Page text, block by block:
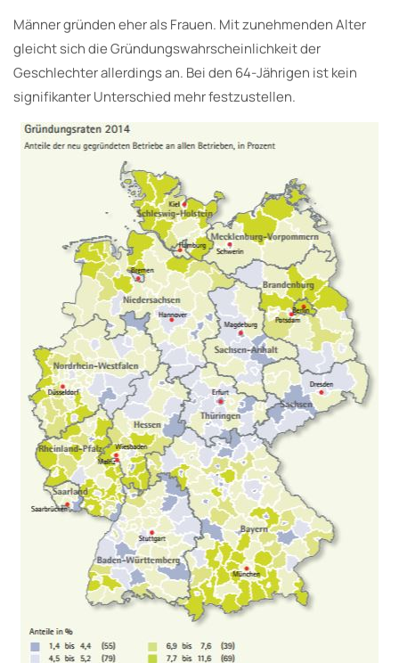
Männer gründen eher als Frauen. Mit zunehmenden Alter
gleicht sich die Gründungswahrscheinlichkeit der
Geschlechter allerdings an. Bei den 64-Jährigen ist kein
signifikanter Unterschied mehr festzustellen.